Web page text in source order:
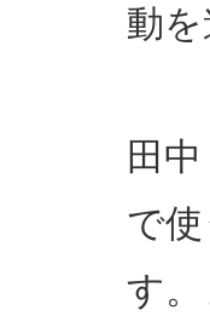
動を
田
で
す